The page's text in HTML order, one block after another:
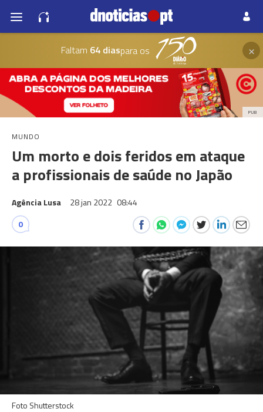
Faltam 64 diaspara os ×
PUB
MUNDO
Um morto e dois feridos em ataque
a profissionais de saúde no Japão
Agência Lusa 28 jan 2022 08:44
0
Foto Shutterstock